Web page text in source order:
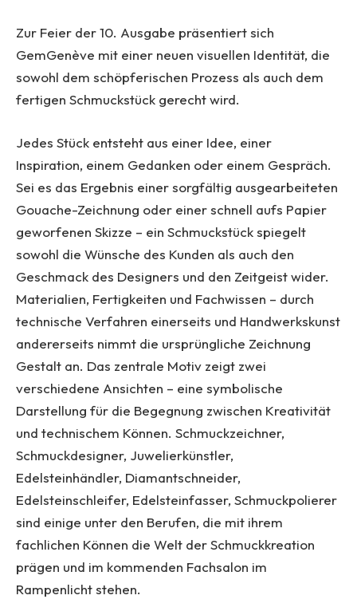
Zur Feier der 10. Ausgabe präsentiert sich
GemGenève mit einer neuen visuellen Identität, die
sowohl dem schöpferischen Prozess als auch dem
fertigen Schmuckstück gerecht wird.
Jedes Stück entsteht aus einer Idee, einer
Inspiration, einem Gedanken oder einem Gespräch.
Sei es das Ergebnis einer sorgfältig ausgearbeiteten
Gouache-Zeichnung oder einer schnell aufs Papier
geworfenen Skizze – ein Schmuckstück spiegelt
sowohl die Wünsche des Kunden als auch den
Geschmack des Designers und den Zeitgeist wider.
Materialien, Fertigkeiten und Fachwissen – durch
technische Verfahren einerseits und Handwerkskunst
andererseits nimmt die ursprüngliche Zeichnung
Gestalt an. Das zentrale Motiv zeigt zwei
verschiedene Ansichten – eine symbolische
Darstellung für die Begegnung zwischen Kreativität
und technischem Können. Schmuckzeichner,
Schmuckdesigner, Juwelierkünstler,
Edelsteinhändler, Diamantschneider,
Edelsteinschleifer, Edelsteinfasser, Schmuckpolierer
sind einige unter den Berufen, die mit ihrem
fachlichen Können die Welt der Schmuckkreation
prägen und im kommenden Fachsalon im
Rampenlicht stehen.